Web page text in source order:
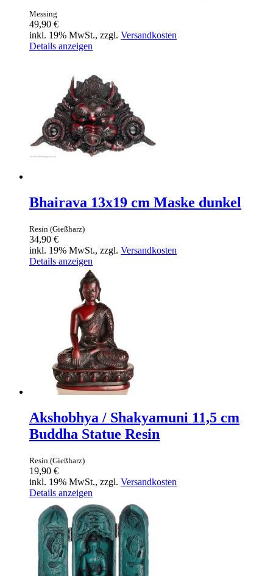
Messing
49,90 €
inkl. 19% MwSt., zzgl. Versandkosten
Details anzeigen
Bhairava 13x19 cm Maske dunkel
Resin (Gießharz)
34,90 €
inkl. 19% MwSt., zzgl. Versandkosten
Details anzeigen
Akshobhya / Shakyamuni 11,5 cm
Buddha Statue Resin
Resin (Gießharz)
19,90 €
inkl. 19% MwSt., zzgl. Versandkosten
Details anzeigen